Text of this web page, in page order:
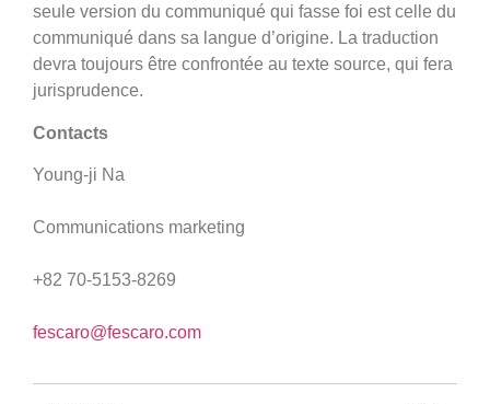
seule version du communiqué qui fasse foi est celle du
communiqué dans sa langue d’origine. La traduction
devra toujours être confrontée au texte source, qui fera
jurisprudence.
Contacts
Young-ji Na
Communications marketing
+82 70-5153-8269
fescaro@fescaro.com